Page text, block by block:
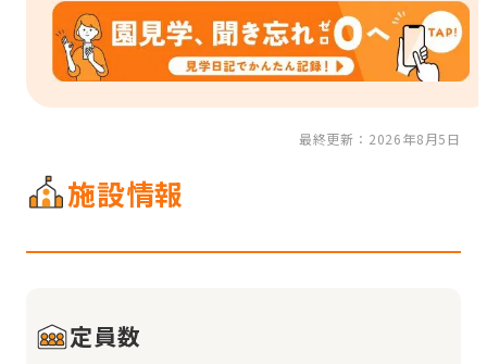
最終更新：2026年8月5日
施設情報
定員数